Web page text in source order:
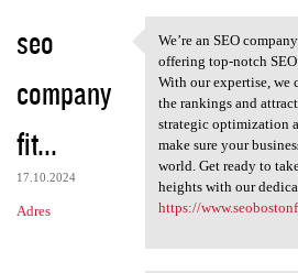
K
o
m
e
n
t
a
seo
company
fit...
17.10.2024
Adres
We’re an SEO
We’re an SEO
offering top-notch
With our expertise, we
the rankings and
strategic optimization
make sure your
world. Get ready to
heights with our
https://